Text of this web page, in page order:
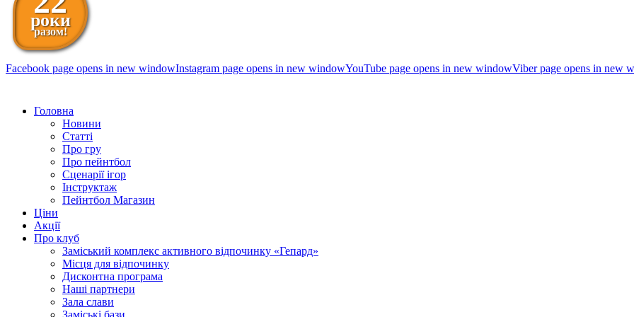
роки
разом!
Facebook page opens in new windowInstagram page opens in new windowYouTube page opens in new windowViber page opens in new
Головна
Новини
Статті
Про гру
Про пейнтбол
Сценарії ігор
Інструктаж
Пейнтбол Магазин
Ціни
Акції
Про клуб
Заміський комплекс активного відпочинку «Гепард»
Місця для відпочинку
Дисконтна програма
Наші партнери
Зала слави
Заміські бази